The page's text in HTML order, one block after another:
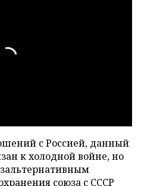
с Россией, данный
к холодной войне, но
союза с СССР